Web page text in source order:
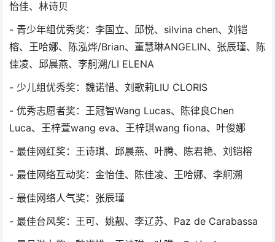
怡佳、林诗贝
- 青少年组优秀奖：李国立、邱悦、silvina chen、刘铠
榕、王哈娜、陈泓烨/Brian、董慧琳ANGELIN、张辰瑾、陈
佳凌、邱晨燕、李舸溯/LI ELENA
- 少儿组优秀奖：魏诺惜、刘歌莉LIU CLORIS
- 优秀志愿者奖：王冠智Wang Lucas、陈律良Chen
Luca、王梓萱wang eva、王梓琪wang fiona、叶俊娜
- 最佳网红奖：王诗琪、邱晨燕、叶腾、陈君艳、刘铠榕
- 最佳网络互动奖：金怡佳、陈佳凌、王哈娜、李舸溯
- 最佳网络人气奖：张辰瑾
- 最佳台风奖：王可、姚靓、李辽苏、Paz de Carabassa